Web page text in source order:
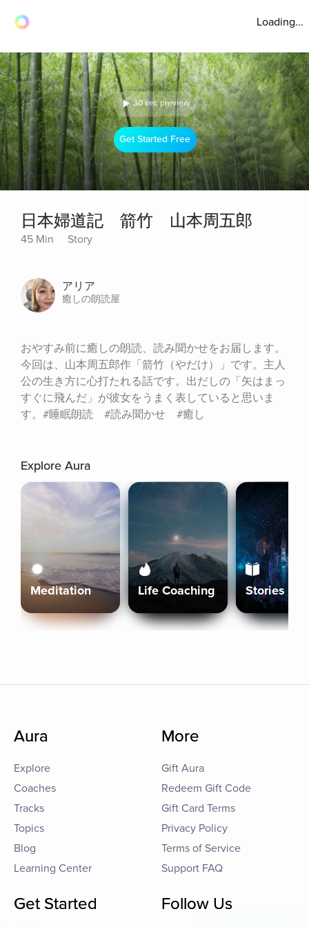
Loading...
30 sec preview
Get Started Free
日本婦道記 箭竹 山本周五郎
45 Min Story
アリア
癒しの朗読屋
おやすみ前に癒しの朗読、読み聞かせをお届します。
今回は、山本周五郎作「箭竹（やだけ）」です。主人
公の生き方に心打たれる話です。出だしの「矢はまっ
すぐに飛んだ」が彼女をうまく表していると思いま
す。#睡眠朗読　#読み聞かせ　#癒し
Explore Aura
Meditation Life Coaching Stories
Aura
Explore
Coaches
Tracks
Topics
Blog
Learning Center
More
Gift Aura
Redeem Gift Code
Gift Card Terms
Privacy Policy
Terms of Service
Support FAQ
Get Started Follow Us